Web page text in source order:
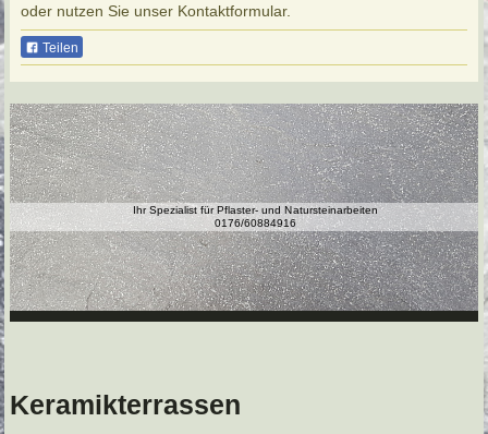
oder nutzen Sie unser Kontaktformular.
Teilen
Ihr Spezialist für Pflaster- und Natursteinarbeiten
0176/60884916
Keramikterrassen